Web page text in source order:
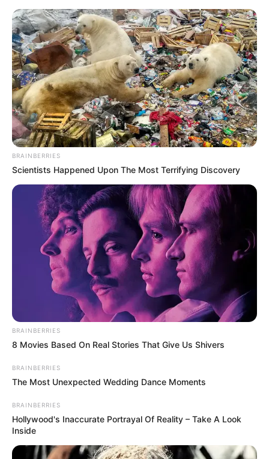
Aposentadoria > desprecarização > FNARAS
Notícia
Em tramitação no Senado: Conheça o texto completo da PEC 14.
Em tramitação no Senado:
Conheça o texto completo da PEC
14.
07:00 Aposentadoria, desprecarização, FNARAS,Notícia
BRAINBERRIES
Scientists Happened Upon The Most Terrifying Discovery
BRAINBERRIES
8 Movies Based On Real Stories That Give Us Shivers
BRAINBERRIES
The Most Unexpected Wedding Dance Moments
BRAINBERRIES
Hollywood's Inaccurate Portrayal Of Reality – Take A Look
Inside